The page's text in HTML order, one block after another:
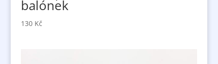
balónek
130 Kč